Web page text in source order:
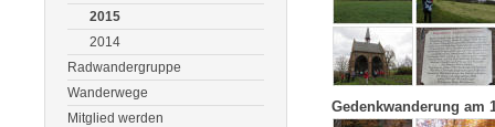
2015
2014
Radwandergruppe
Wanderwege
Mitglied werden
Gedenkwanderung am